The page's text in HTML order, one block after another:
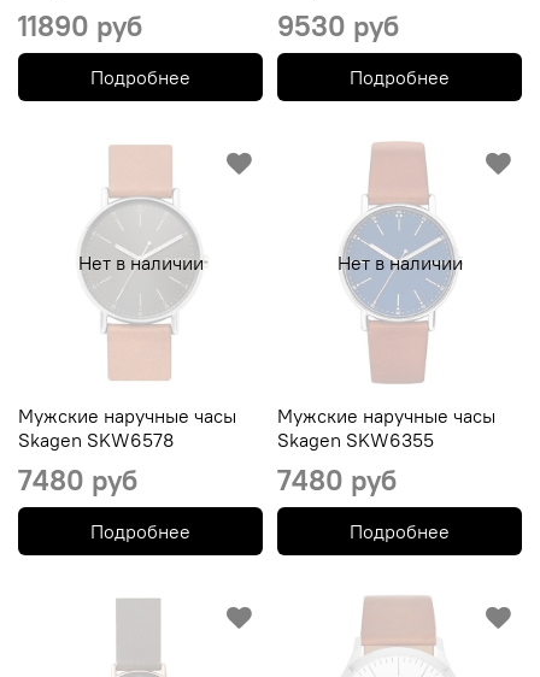
11890 руб
Подробнее
9530 руб
Подробнее
Нет в наличии
Мужские наручные часы
Skagen SKW6578
7480 руб
Подробнее
Нет в наличии
Мужские наручные часы
Skagen SKW6355
7480 руб
Подробнее